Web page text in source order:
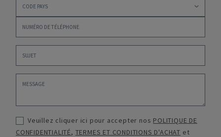
Veuillez cliquer ici pour accepter nos POLITIQUE DE
CONFIDENTIALITÉ, TERMES ET CONDITIONS D'ACHAT et